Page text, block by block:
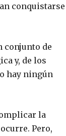
conquistarse
conjunto de
y, de los
hay ningún
la
Pero,